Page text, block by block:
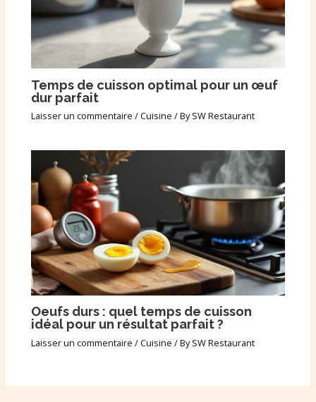
Temps de cuisson optimal pour un œuf
dur parfait
Laisser un commentaire /Cuisine / BySW Restaurant
Oeufs durs : quel temps de cuisson
idéal pour un résultat parfait ?
Laisser un commentaire /Cuisine / BySW Restaurant